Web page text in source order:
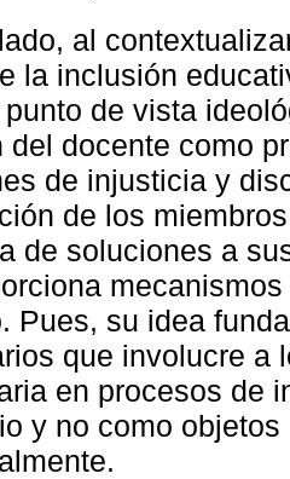
al
la inclusión
de vista
del docente como
de injusticia y
de los
de soluciones a
Pues, su idea
que involucre a
en procesos de
y no como